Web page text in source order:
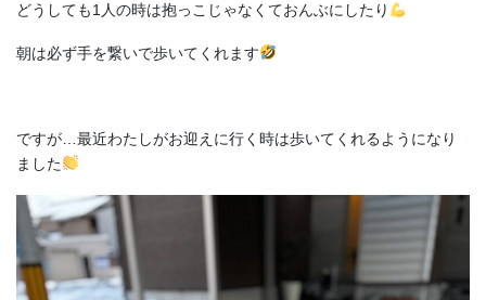
どうしても1人の時は抱っこじゃなくておんぶにしたり
朝は必ず手を繋いで歩いてくれます
ですが…最近わたしがお迎えに行く時は歩いてくれるようになり
ました